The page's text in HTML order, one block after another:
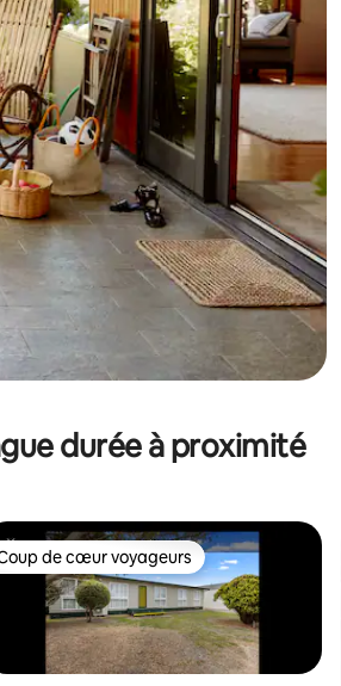
durée à proximité
de cœur voyageurs
de cœur voyageurs